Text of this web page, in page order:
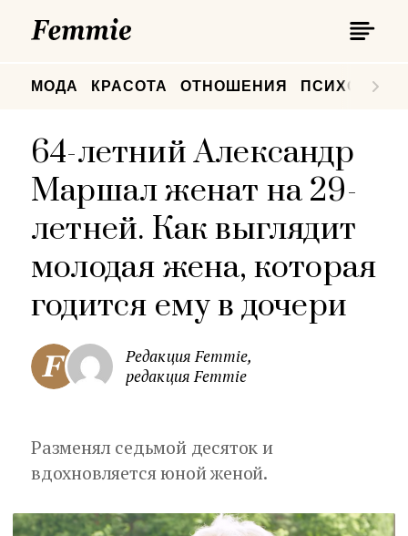
МОДА КРАСОТА ОТНОШЕНИЯ
64-летний Александр
Маршал женат на 29-
летней. Как выглядит
молодая жена, которая
годится ему в дочери
Редакция Femmie,
редакция Femmie
Разменял седьмой десяток и
вдохновляется юной женой.